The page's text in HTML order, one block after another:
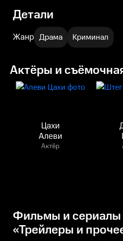
Детали
Жанр Драма Криминал
Актёры и
Цахи
Алеви
Актёр
Фильмы и сериалы
«Трейлеры и